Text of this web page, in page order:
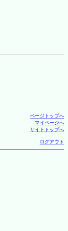
ページトップへ
マイページへ
サイトトップへ
ログアウト